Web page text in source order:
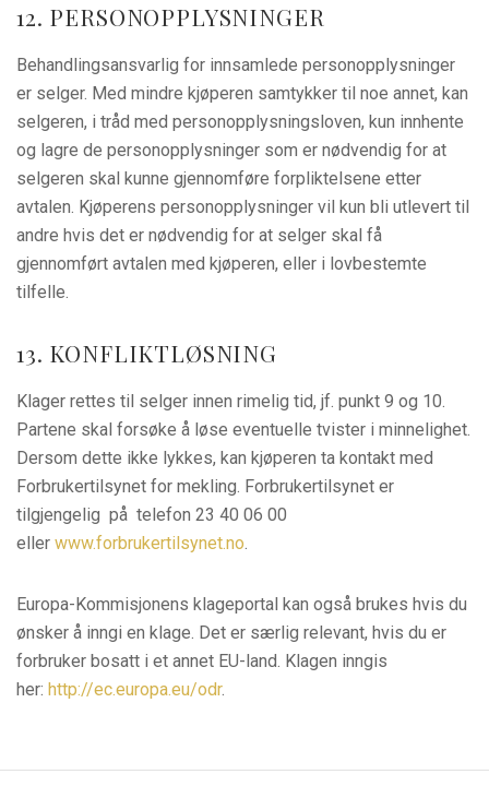
12. PERSONOPPLYSNINGER
Behandlingsansvarlig for innsamlede personopplysninger
er selger. Med mindre kjøperen samtykker til noe annet, kan
selgeren, i tråd med personopplysningsloven, kun innhente
og lagre de personopplysninger som er nødvendig for at
selgeren skal kunne gjennomføre forpliktelsene etter
avtalen. Kjøperens personopplysninger vil kun bli utlevert til
andre hvis det er nødvendig for at selger skal få
gjennomført avtalen med kjøperen, eller i lovbestemte
tilfelle.
13. KONFLIKTLØSNING
Klager rettes til selger innen rimelig tid, jf. punkt 9 og 10.
Partene skal forsøke å løse eventuelle tvister i minnelighet.
Dersom dette ikke lykkes, kan kjøperen ta kontakt med
Forbrukertilsynet for mekling. Forbrukertilsynet er
tilgjengelig på telefon 23 40 06 00
eller www.forbrukertilsynet.no.
Europa-Kommisjonens klageportal kan også brukes hvis du
ønsker å inngi en klage. Det er særlig relevant, hvis du er
forbruker bosatt i et annet EU-land. Klagen inngis
her: http://ec.europa.eu/odr.